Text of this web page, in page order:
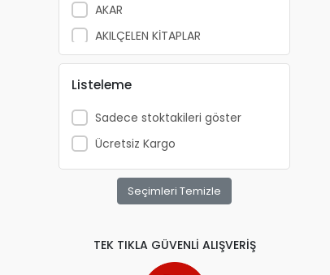
AKAR
AKILÇELEN KİTAPLAR
ALEMDAR
ALEX SCHOELLER
ALFA YAYINLARI
ALPİNO
ALTIN KİTAP
APRİL
ARKADAŞ YAYINCILIK
Listeleme
Sadece stoktakileri göster
Ücretsiz Kargo
Seçimleri Temizle
TEK TIKLA GÜVENLİ ALIŞVERİŞ